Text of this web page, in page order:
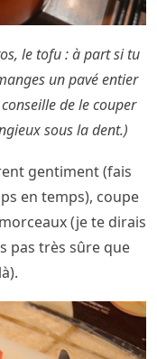
le tofu : à part si tu
un pavé entier
de le couper
sous la dent.)
gentiment (fais
en temps), coupe
(je te dirais
pas très sûre que